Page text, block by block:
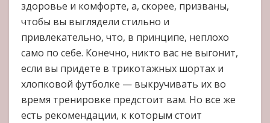
здоровье и комфорте, а, скорее, призваны,
чтобы вы выглядели стильно и
привлекательно, что, в принципе, неплохо
само по себе. Конечно, никто вас не выгонит,
если вы придете в трикотажных шортах и
хлопковой футболке — выкручивать их во
время тренировке предстоит вам. Но все же
есть рекомендации, к которым стоит